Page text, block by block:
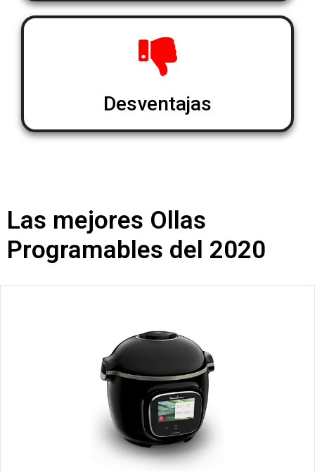
Desventajas
Las mejores Ollas
Programables del 2020